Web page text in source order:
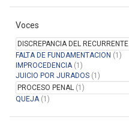
Manual del Usuario
Voces
DISCREPANCIA DEL RECURRENTE
FALTA DE FUNDAMENTACION (1)
IMPROCEDENCIA(1)
JUICIO POR JURADOS (1)
PROCESO PENAL (1)
QUEJA(1)